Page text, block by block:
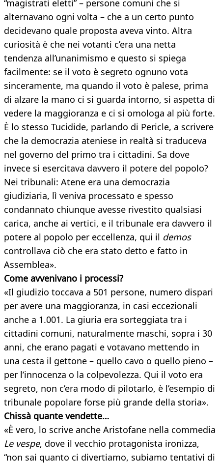
“magistrati eletti” – persone comuni che si
alternavano ogni volta – che a un certo punto
decidevano quale proposta aveva vinto. Altra
curiosità è che nei votanti c’era una netta
tendenza all’unanimismo e questo si spiega
facilmente: se il voto è segreto ognuno vota
sinceramente, ma quando il voto è palese, prima
di alzare la mano ci si guarda intorno, si aspetta di
vedere la maggioranza e ci si omologa al più forte.
È lo stesso Tucidide, parlando di Pericle, a scrivere
che la democrazia ateniese in realtà si traduceva
nel governo del primo tra i cittadini. Sa dove
invece si esercitava davvero il potere del popolo?
Nei tribunali: Atene era una democrazia
giudiziaria, lì veniva processato e spesso
condannato chiunque avesse rivestito qualsiasi
carica, anche ai vertici, e il tribunale era davvero il
potere al popolo per eccellenza, qui il demos
controllava ciò che era stato detto e fatto in
Assemblea».
Come avvenivano i processi?
«Il giudizio toccava a 501 persone, numero dispari
per avere una maggioranza, in casi eccezionali
anche a 1.001. La giuria era sorteggiata tra i
cittadini comuni, naturalmente maschi, sopra i 30
anni, che erano pagati e votavano mettendo in
una cesta il gettone – quello cavo o quello pieno –
per l’innocenza o la colpevolezza. Qui il voto era
segreto, non c’era modo di pilotarlo, è l’esempio di
tribunale popolare forse più grande della storia».
Chissà quante vendette…
«È vero, lo scrive anche Aristofane nella commedia
Le vespe, dove il vecchio protagonista ironizza,
“non sai quanto ci divertiamo, subiamo tentativi di